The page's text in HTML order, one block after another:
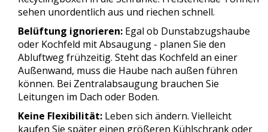
sehen unordentlich aus und riechen schnell.
Belüftung ignorieren: Egal ob Dunstabzugshaube
oder Kochfeld mit Absaugung - planen Sie den
Abluftweg frühzeitig. Steht das Kochfeld an einer
Außenwand, muss die Haube nach außen führen
können. Bei Zentralabsaugung brauchen Sie
Leitungen im Dach oder Boden.
Keine Flexibilität: Leben sich ändern. Vielleicht
kaufen Sie später einen größeren Kühlschrank oder